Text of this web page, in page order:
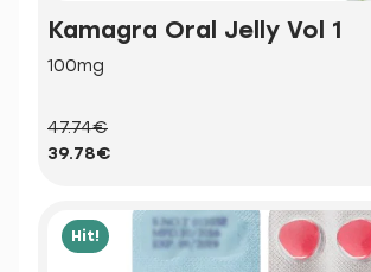
Kamagra Oral Jelly Vol 1
100mg
47.74€
39.78€
Hit!